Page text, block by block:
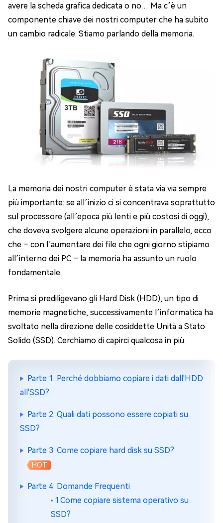
avere la scheda grafica dedicata o no… Ma c’è un
componente chiave dei nostri computer che ha subito
un cambio radicale. Stiamo parlando della memoria.
La memoria dei nostri computer è stata via via sempre
più importante: se all’inizio ci si concentrava soprattutto
sul processore (all’epoca più lenti e più costosi di oggi),
che doveva svolgere alcune operazioni in parallelo, ecco
che – con l’aumentare dei file che ogni giorno stipiamo
all’interno dei PC – la memoria ha assunto un ruolo
fondamentale.
Prima si prediligevano gli Hard Disk (HDD), un tipo di
memorie magnetiche, successivamente l’informatica ha
svoltato nella direzione delle cosiddette Unità a Stato
Solido (SSD). Cerchiamo di capirci qualcosa in più.
Parte 1: Perché dobbiamo copiare i dati dall'HDD
all'SSD?
Parte 2: Quali dati possono essere copiati su
SSD?
Parte 3: Come copiare hard disk su SSD?
HOT
Parte 4: Domande Frequenti
1.Come copiare sistema operativo su
SSD?